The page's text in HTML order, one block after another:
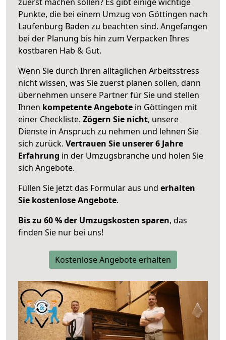
Punkte, die bei einem Umzug von Göttingen nach
Laufenburg Baden zu beachten sind. Angefangen
bei der Planung bis hin zum Verpacken Ihres
kostbaren Hab & Gut.
Wenn Sie durch Ihren alltäglichen Arbeitsstress
nicht wissen, was Sie zuerst planen sollen, dann
übernehmen unsere Partner für Sie und stellen
Ihnen kompetente Angebote in Göttingen mit
einer Checkliste. Zögern Sie nicht, unsere
Dienste in Anspruch zu nehmen und lehnen Sie
sich zurück. Vertrauen Sie unserer 6 Jahre
Erfahrung in der Umzugsbranche und holen Sie
sich Angebote.
Füllen Sie jetzt das Formular aus und erhalten
Sie kostenlose Angebote.
Bis zu 60 % der Umzugskosten sparen, das
finden Sie nur bei uns!
Kostenlose Angebote erhalten